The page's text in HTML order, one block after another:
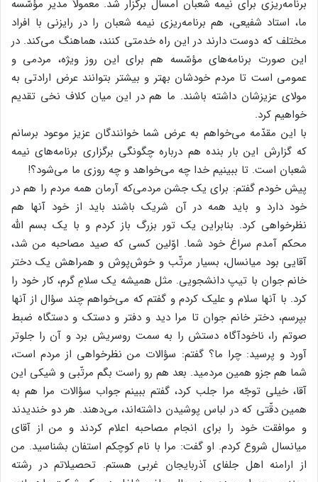
برنامه‌ریزی برای نیمه شعبان امسال برگزار شد. معمولاً مدیر مؤسّسه
ما، استاد شفیعی، هم برنامه‌ریزی نیمه شعبان را در رایزنی با افراد
مختلف که دوست دارند در این راه خدمتی کنند، هماهنگ می‌کند. در
این صورت برنامه‌های مؤسّسه هم برای این روز ویژه، مردمی و
عمومی است تا مردم خودشان بهتر و بیشتر بتوانند عرض ارادتی به
مولای عزیزشان داشته باشند. ما هم در این میان کلاف نخی تقدیم
خواهیم کرد.
با این مقدّمه می‌خواهم به عرض شما خوانندگان عزیز موعود برسانم
که گزارش این بار بنده هم درباره چگونگی برگزاری برنامه‌های نیمه
شعبان است. تا ببینیم خدا چه می‌خواهد و چه روزی ما می‌شود؟!
پیش خودم گفتم: برای یک جشن مردمی‌که آرمان همه مردم را هم در
خود دارد و باید همه در آن شریک باشند باید از خود آنها هم
نظرخواهی کرد. بنابراین یک تور بزرگ باز کردم و با یک بسم الله
محکم آمدم سراغ خود شما. اوّلین کسی که صید مصاحبه من شد،
آقایی بود میانسال، بسیار مرتّب و خوش‌پوش و همراهش یک دختر
خانم جوان با تیپ دانشجویی. مثل همیشه یک سلامِ گرم، کار خود را
کرد. با آنها سلام و علیک کردم و گفتم که می‌خواهم چند سؤال از آنها
بپرسم، دختر خانم جوان تا مرا دید و دفتر و دستک و دستگاه ضبط
صوتم را، ناخودآگاه دستش را به سمت روسریش برد و آن را جلوتر
آورد و پرسید: چرا ما؟ گفتم: سؤالات من نظرخواهی از مردم است،
شما هم جزو همین مردمید. بعد هم رو راست بگم مرتّبی و شیکی این
آقا، خیلی توجّه مرا جلب کرد، گفتم ببینم جواب سؤالات مرا هم به
همین دقّتی که در لباس پوشیدن داشته‌اند، می‌دهند. هر دو خندیدند
و موافقت خود را برای انجام مصاحبه اعلام کردند و من از آقای
میانسال شروع کردم. او گفت: مرا با نام کوچکم استفان بشناسید. من
از ارامنه اهل جلفای آذربایجان غربی هستم. تحصیلاتم در رشته